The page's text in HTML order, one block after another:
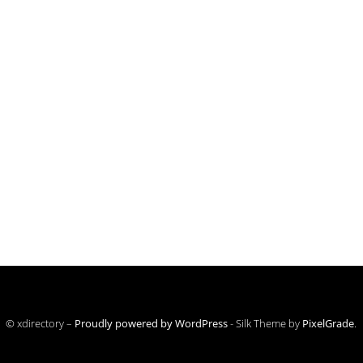
© xdirectory – Proudly powered by WordPress-Silk Theme by PixelGrade.